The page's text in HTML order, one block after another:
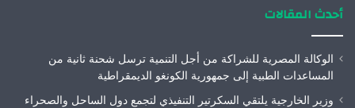
أحدث المقالات
الوكالة المصرية للشراكة من أجل التنمية ترسل شحنة ثانية من
المساعدات الطبية إلى جمهورية الكونغو الديمقراطية
وزير الخارجية يلتقي السكرتير التنفيذي لتجمع دول الساحل والصحراء